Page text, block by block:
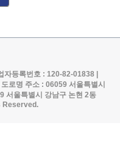
자등록번호 : 120-82-01838 |
로명 주소 : 06059 서울특별시
서울특별시 강남구 논현 2동
Reserved.